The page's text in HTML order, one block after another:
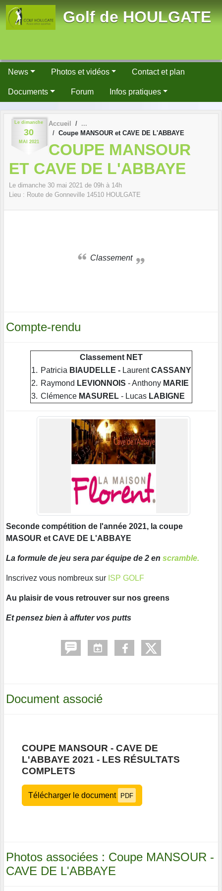
Golf de HOULGATE
News Photos et vidéos Contact et plan
Documents Forum Infos pratiques
Le dimanche
30
MAI 2021
Accueil
Coupe MANSOUR et CAVE DE L'ABBAYE
COUPE MANSOUR
ET CAVE DE L'ABBAYE
Le dimanche 30 mai 2021 de 09h à 14h
Lieu : Route de Gonneville 14510 HOULGATE
Classement
Compte-rendu
Classement NET
1. Patricia BIAUDELLE - LaurentCASSANY
2. Raymond LEVIONNOIS - Anthony MARIE
3. Clémence MASUREL - Lucas LABIGNE
Seconde compétition de l'année 2021, la coupe
MASOUR et CAVE DE L'ABBAYE
La formule de jeu sera par équipe de 2 en scramble.
Inscrivez vous nombreux sur ISP GOLF
Au plaisir de vous retrouver sur nos greens
Et pensez bien à affuter vos putts
Document associé
COUPE MANSOUR - CAVE DE
L'ABBAYE 2021 - LES RÉSULTATS
COMPLETS
Télécharger le document PDF
Photos associées : Coupe MANSOUR -
CAVE DE L'ABBAYE
Panneau de gestion des cookies